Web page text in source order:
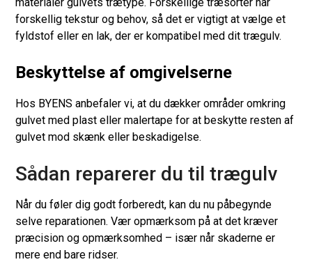
forskellig tekstur og behov, så det er vigtigt at vælge et
fyldstof eller en lak, der er kompatibel med dit trægulv.
Beskyttelse af omgivelserne
Hos BYENS anbefaler vi, at du dækker områder omkring
gulvet med plast eller malertape for at beskytte resten af
gulvet mod skænk eller beskadigelse.
Sådan reparerer du til trægulv
Når du føler dig godt forberedt, kan du nu påbegynde
selve reparationen. Vær opmærksom på at det kræver
præcision og opmærksomhed – især når skaderne er
mere end bare ridser.